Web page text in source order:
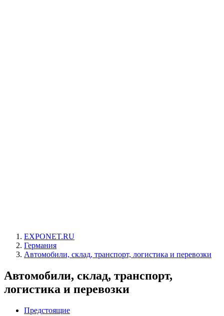
EXPONET.RU
Германия
Автомобили, склад, транспорт, логистика и перевозки
Автомобили, склад, транспорт,
логистика и перевозки
Предстоящие